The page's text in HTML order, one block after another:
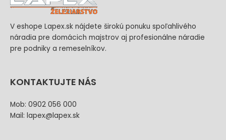
V eshope Lapex.sk nájdete širokú ponuku spoľahlivého
náradia pre domácich majstrov aj profesionálne náradie
pre podniky a remeselníkov.
KONTAKTUJTE NÁS
Mob: 0902 056 000
Mail: lapex@lapex.sk